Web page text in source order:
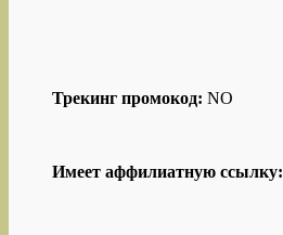
Трекинг промокод: NO
Имеет аффилиатную ссылку: